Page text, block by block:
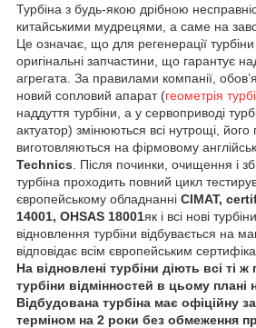
Турбіна з будь-якою дрібною
китайськими мудрецями, а саме на
Це означає, що для регенерації
оригінальні запчастини, що гарантує
агрегата. За правилами компанії,
новий сопловий апарат (геометрія
наддуття турбіни, а у сервоприводі
актуатор) змінюються всі нутрощі,
виготовляються на фірмовому
Technics . Після починки, очищення і
турбіна проходить повний цикл
європейському обладнанні CIMAT,
14001, OHSAS 18001як і всі нові
відновлення турбіни відбувається на
відповідає всім європейським
На відновлені турбіни діють всі ті ж
турбіни відмінностей в цьому
Відбудована турбіна має офіційну
терміном на 2 роки без обмеження